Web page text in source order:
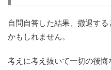
自問自答した結果、撤退す
かもしれません。
考えに考え抜いて一切の後